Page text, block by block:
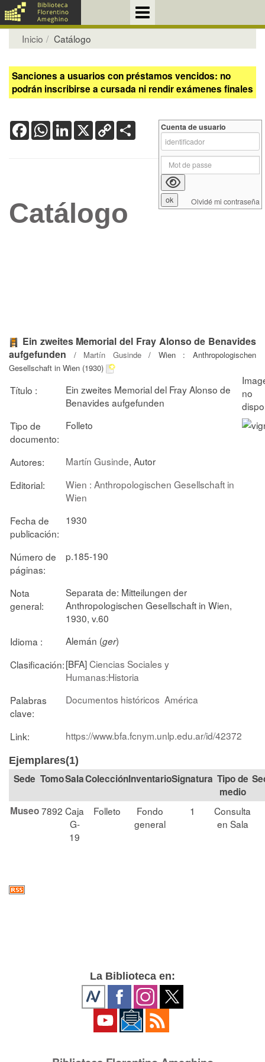
Inicio Catálogo
Sanciones a usuarios con préstamos vencidos: no
podrán inscribirse a cursada ni rendir exámenes finales
FacebookWhatsApp
LinkedIn
X Copy
Link
Catálogo
Ein zweites Memorial del Fray Alonso de Benavides
aufgefunden / Martín Gusinde/ Wien : Anthropologischen
Gesellschaft in Wien (1930)
Título :
Ein zweites Memorial del Fray Alonso de
Benavides aufgefunden
Tipo de
documento:
Folleto
Autores: Martín Gusinde, Autor
Editorial:
Wien : Anthropologischen Gesellschaft in
Wien
Fecha de
publicación:
1930
Número de
páginas:
p.185-190
Nota
general:
Separata de: Mitteilungen der
Anthropologischen Gesellschaft in Wien,
1930, v.60
Idioma :
Alemán (ger)
Clasificación:[BFA]Ciencias Sociales y
Humanas:Historia
Palabras
clave:
Documentos históricos América
Link: https://www.bfa.fcnym.unlp.edu.ar/id/42372
Ejemplares(1)
TomoSalaColección Signatura Tipo de
medio
Museo7892 Caja
G-
19
Folleto
Fondo
general
1
Consulta
en Sala
Cuenta de usuario
Olvidé mi contraseña
La Biblioteca en: